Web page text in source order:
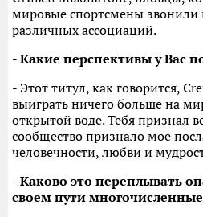
мировые спортсмены звонили
различных ассоциаций.
- Какие перспективы у Вас
- Этот титул, как говорится,
выиграть ничего больше на
открытой воде. Тебя признал
сообщество признало мое
человечности, любви и
- Каково это переплывать
своем пути